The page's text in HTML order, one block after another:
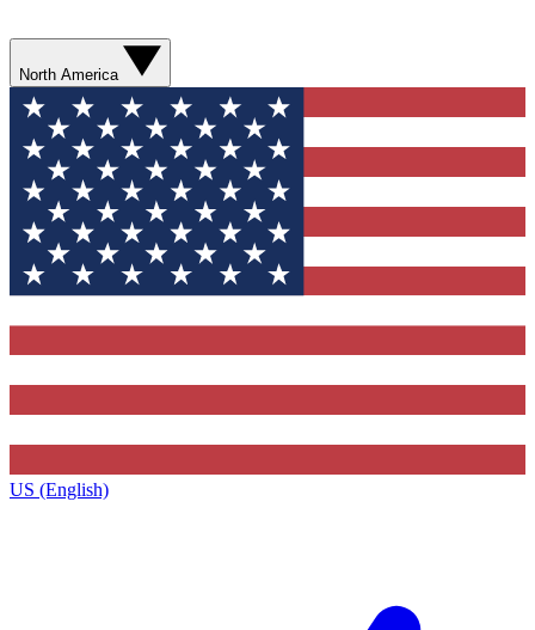
North America
US (English)